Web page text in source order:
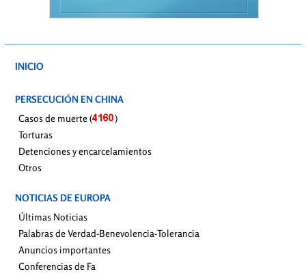
INICIO
PERSECUCIÓN EN CHINA
Casos de muerte (
)
Torturas
Detenciones y encarcelamientos
Otros
NOTICIAS DE EUROPA
Últimas Noticias
Palabras de Verdad-Benevolencia-Tolerancia
Anuncios importantes
Conferencias de Fa